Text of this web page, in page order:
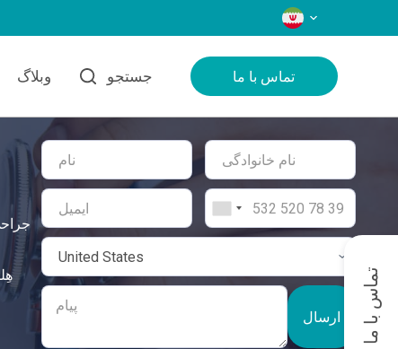
زبان‌ها
وبلاگ جستجو تماس با ما
ارسال تماس با ما